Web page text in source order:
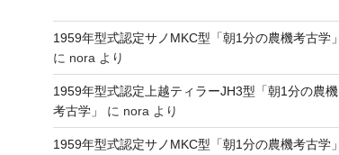
1959年型式認定サノMKC型「朝1分の農機考古学」
に nora より
1959年型式認定上越ティラーJH3型「朝1分の農機
考古学」
に nora より
1959年型式認定サノMKC型「朝1分の農機考古学」